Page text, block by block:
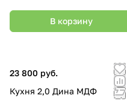
В корзину
23 800 руб.
Кухня 2,0 Дина МДФ